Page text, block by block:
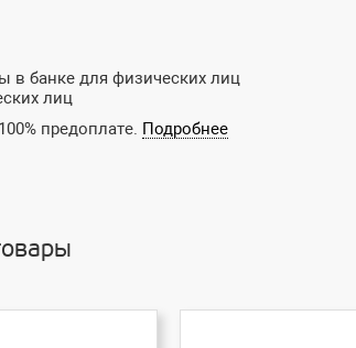
в банке для физических лиц
лиц
предоплате. Подробнее